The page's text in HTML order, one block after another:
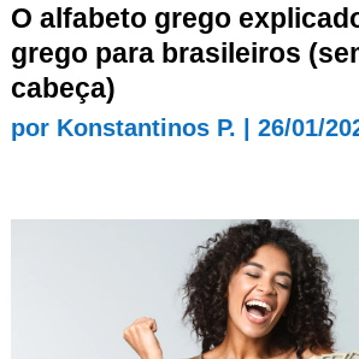
O alfabeto grego
grego para brasileiros
cabeça)
por Konstantinos P. 26/01/